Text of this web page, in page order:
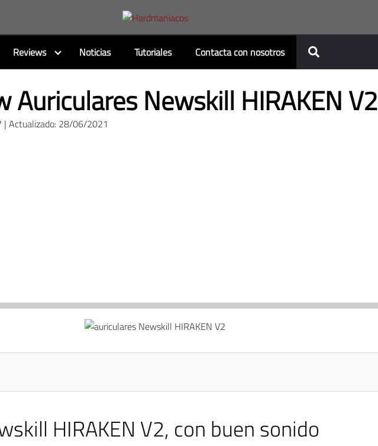
Reviews Noticias Tutoriales Contacta con nosotros
Auriculares Newskill HIRAKEN V2
Actualizado: 28/06/2021
HIRAKEN V2, con buen sonido